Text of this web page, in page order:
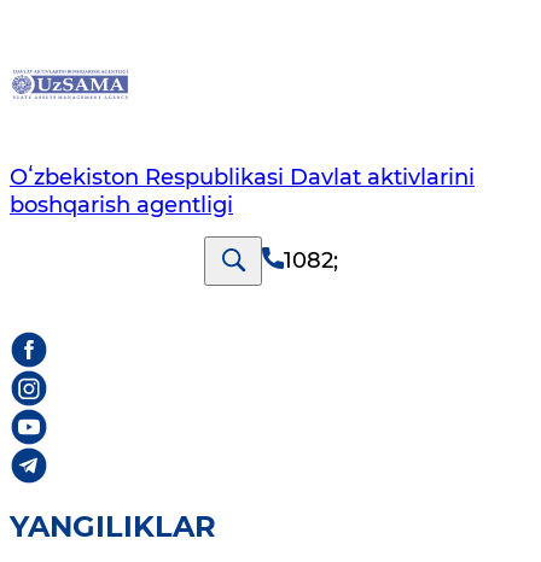
Oʻzbekiston Respublikasi Davlat aktivlarini
boshqarish agentligi
1082;
YANGILIKLAR